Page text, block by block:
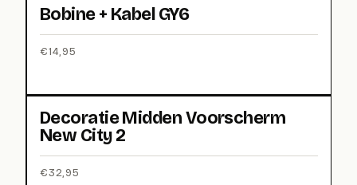
Bobine + Kabel GY6
€14,95
Decoratie Midden Voorscherm
New City 2
€32,95